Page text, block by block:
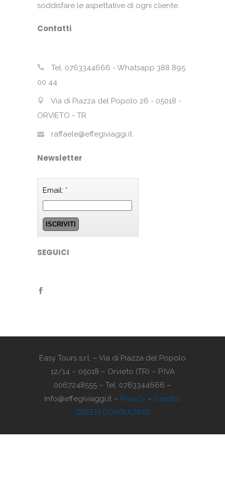
soddisfare le aspettative di ogni cliente.
Contatti
Tel. 0763344666 - Whatsapp 388 895
00 44
Via di Piazza del Popolo 26 - 05018 -
ORVIETO - TR
raffaele@effegiviaggi.it
Newsletter
Email: *
SEGUICI
Easy Tours s.r.l. – Via di Piazza del Popolo
12/14 – 05018 – Orvieto (TR) – P.IVA
0067248555 – Tel. 0763344666 –
info@effegiviaggi.it – Privacy – Credits:
GREEN CONSULTING